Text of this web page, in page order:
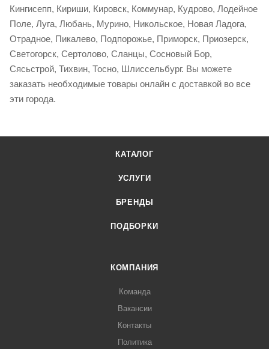
Кингисепп, Кириши, Кировск, Коммунар, Кудрово, Лодейное
Поле, Луга, Любань, Мурино, Никольское, Новая Ладога,
Отрадное, Пикалево, Подпорожье, Приморск, Приозерск,
Светогорск, Сертолово, Сланцы, Сосновый Бор,
Сясьстрой, Тихвин, Тосно, Шлиссельбург. Вы можете
заказать необходимые товары онлайн с доставкой во все
эти города.
КАТАЛОГ
УСЛУГИ
БРЕНДЫ
ПОДБОРКИ
КОМПАНИЯ
Команда
Вакансии
Контакты
Политика